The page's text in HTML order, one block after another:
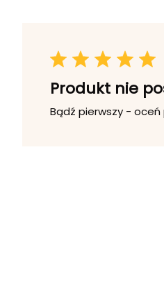
Produkt nie
Bądź pierwszy -